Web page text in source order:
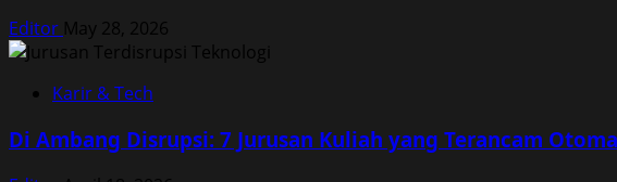
Editor May 28, 2026
Karir & Tech
Di Ambang Disrupsi: 7 Jurusan Kuliah yang Terancam